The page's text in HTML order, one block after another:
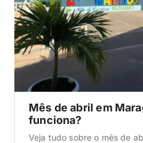
Mês de abril em
funciona?
Veja tudo sobre o mês de